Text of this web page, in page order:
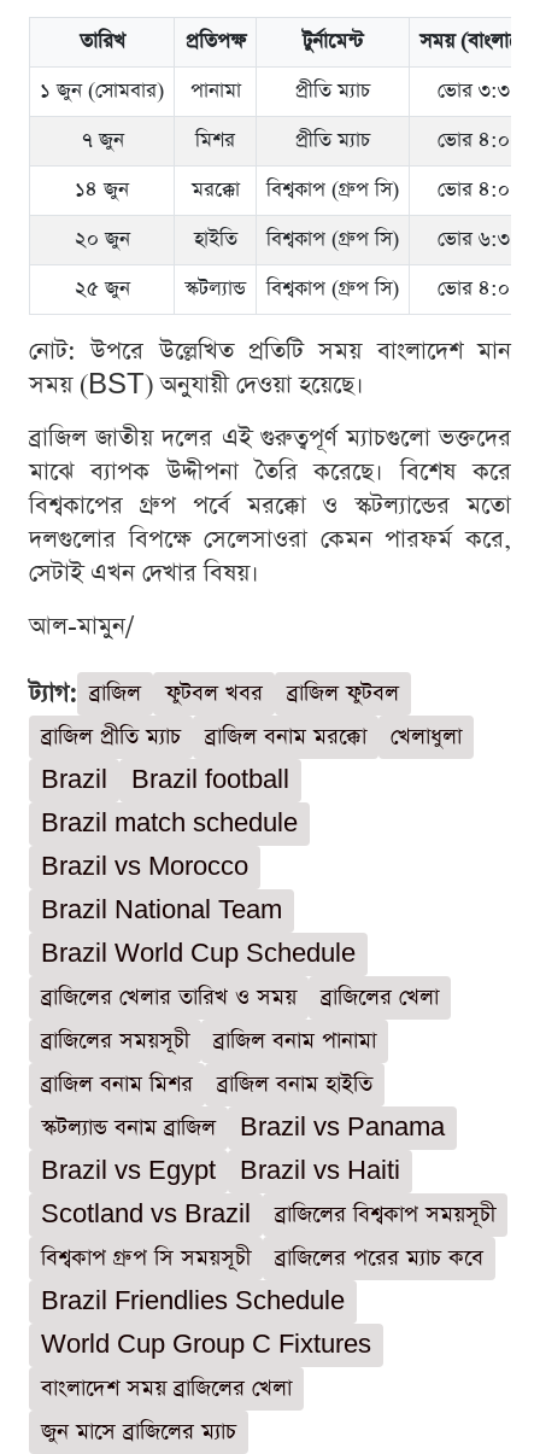
তারিখ প্রতিপক্ষ টুর্নামেন্ট
সময়
১ জুন (সোমবার)
পানামা প্রীতি ম্যাচ
ভোর ৩:৩০
৭ জুন
মিশর প্রীতি ম্যাচ
ভোর ৪:০০
১৪ জুন
মরক্কো বিশ্বকাপ (গ্রুপ সি)
ভোর ৪:০০
২০ জুন
হাইতি বিশ্বকাপ (গ্রুপ সি)
ভোর ৬:৩০
২৫ জুন
স্কটল্যান্ড বিশ্বকাপ (গ্রুপ সি) ভোর ৪:০০
নোট: উপরে উল্লেখিত প্রতিটি সময় বাংলাদেশ মান
সময় (BST) অনুযায়ী দেওয়া হয়েছে।
ব্রাজিল জাতীয় দলের এই গুরুত্বপূর্ণ ম্যাচগুলো ভক্তদের
মাঝে ব্যাপক উদ্দীপনা তৈরি করেছে। বিশেষ করে
বিশ্বকাপের গ্রুপ পর্বে মরক্কো ও স্কটল্যান্ডের মতো
দলগুলোর বিপক্ষে সেলেসাওরা কেমন পারফর্ম করে,
সেটাই এখন দেখার বিষয়।
আল-মামুন/
ট্যাগ: ব্রাজিল ফুটবল খবর
ব্রাজিল ফুটবল
ব্রাজিল প্রীতি ম্যাচ
ব্রাজিল বনাম মরক্কো
খেলাধুলা
Brazil
Brazil football
Brazil match schedule
Brazil vs Morocco
Brazil National Team
Brazil World Cup Schedule
ব্রাজিলের খেলার তারিখ ও সময়
ব্রাজিলের খেলা
ব্রাজিলের সময়সূচী
ব্রাজিল বনাম পানামা
ব্রাজিল বনাম মিশর
ব্রাজিল বনাম হাইতি
স্কটল্যান্ড বনাম ব্রাজিল
Brazil vs Panama
Brazil vs Egypt
Brazil vs Haiti
Scotland vs Brazil
ব্রাজিলের বিশ্বকাপ সময়সূচী
বিশ্বকাপ গ্রুপ সি সময়সূচী
ব্রাজিলের পরের ম্যাচ কবে
Brazil Friendlies Schedule
World Cup Group C Fixtures
বাংলাদেশ সময় ব্রাজিলের খেলা
জুন মাসে ব্রাজিলের ম্যাচ